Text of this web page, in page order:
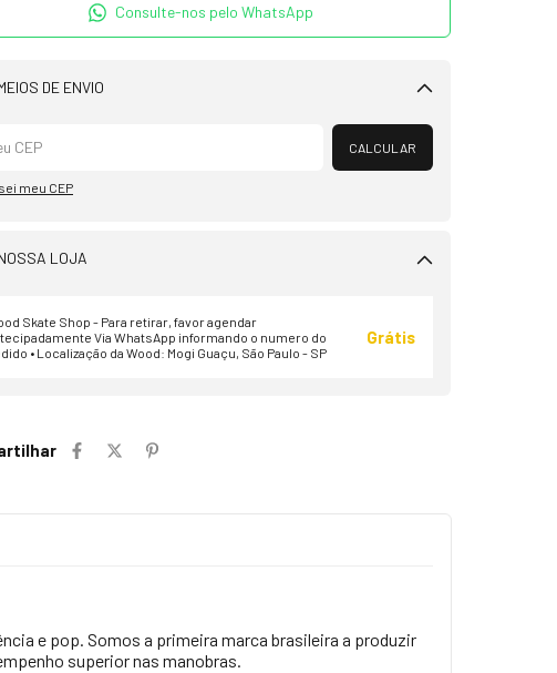
Consulte-nos pelo WhatsApp
DE ENVIO
Alterar CEP
CALCULAR
meu CEP
LOJA
Skate Shop - Para retirar, favor agendar
Via WhatsApp informando o numero do
• Localização da Wood: Mogi Guaçu, São Paulo - SP
Grátis
e pop. Somos a primeira marca brasileira a produzir
superior nas manobras.